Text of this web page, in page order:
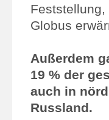
Globus
Außerdem
19 % der
auch in
Russland.